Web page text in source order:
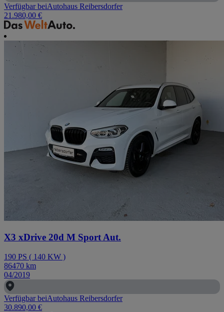
Verfügbar beiAutohaus Reibersdorfer
21.980,00 €
X3 xDrive 20d M Sport Aut.
190 PS ( 140 KW )
86470 km
04/2019
Verfügbar beiAutohaus Reibersdorfer
30.890,00 €